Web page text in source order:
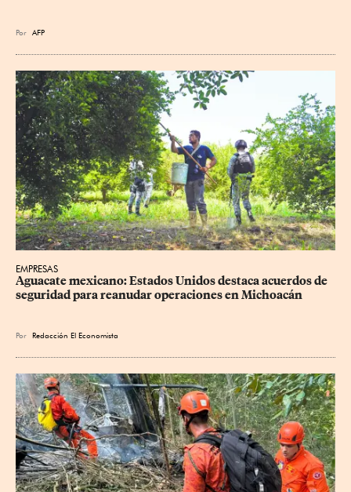
Por AFP
EMPRESAS
Aguacate mexicano: Estados Unidos destaca acuerdos de
seguridad para reanudar operaciones en Michoacán
Por Redacción El Economista